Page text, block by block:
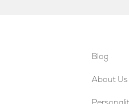
Blog
About Us